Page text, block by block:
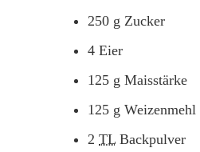
250 g Zucker
4 Eier
125 g Maisstärke
125 g Weizenmehl
2 TL Backpulver